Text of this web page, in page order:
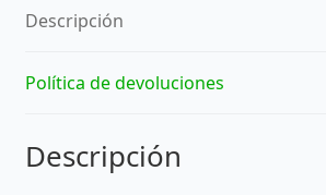
Descripción
Política de devoluciones
Descripción